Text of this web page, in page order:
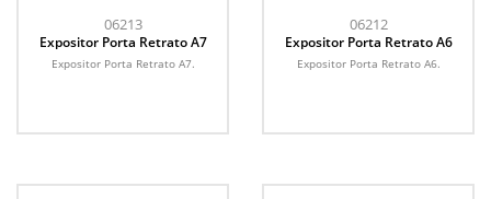
06213
Expositor Porta Retrato A7
Expositor Porta Retrato A7.
06212
Expositor Porta Retrato A6
Expositor Porta Retrato A6.